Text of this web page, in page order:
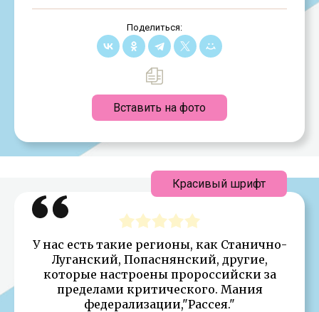
Поделиться:
Вставить на фото
У нас есть такие регионы, как Станично-
Луганский, Попаснянский, другие,
которые настроены пророссийски за
пределами критического. Мания
федерализации,"Рассея."
Красивый шрифт